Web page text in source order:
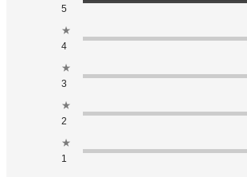
5
★
4
★
3
★
2
★
1